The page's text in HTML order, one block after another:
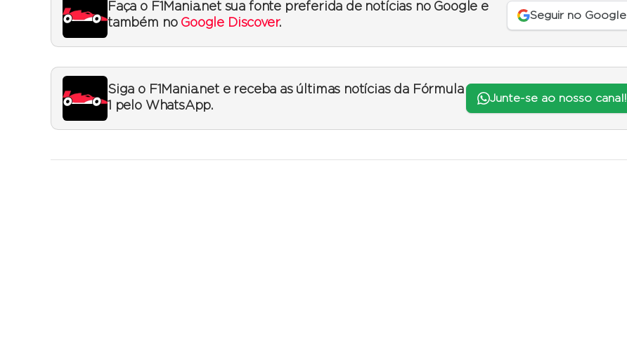
Faça o F1Mania.net sua fonte preferida de notícias no Google e
também no Google Discover.
Seguir no Google
Siga o F1Mania.net e receba as últimas notícias da Fórmula
1 pelo WhatsApp.
Junte-se ao nosso canal!